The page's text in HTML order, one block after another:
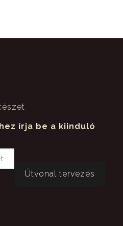
írja be a kiinduló